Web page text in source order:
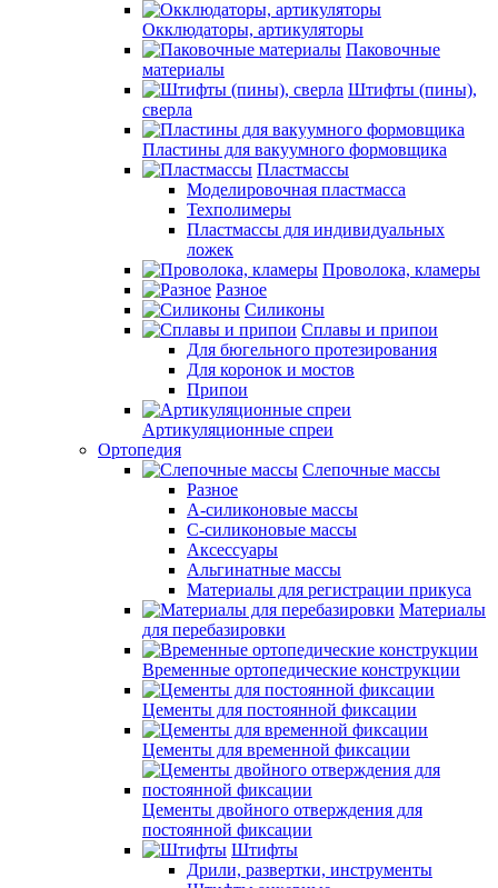
Окклюдаторы, артикуляторы
Паковочные
материалы
Штифты (пины),
сверла
Пластины для вакуумного формовщика
Пластмассы
Моделировочная пластмасса
Техполимеры
Пластмассы для индивидуальных
ложек
Проволока, кламеры
Разное
Силиконы
Сплавы и припои
Для бюгельного протезирования
Для коронок и мостов
Припои
Артикуляционные спреи
Ортопедия
Слепочные массы
Разное
А-силиконовые массы
С-силиконовые массы
Аксессуары
Альгинатные массы
Материалы для регистрации прикуса
Материалы
для перебазировки
Временные ортопедические конструкции
Цементы для постоянной фиксации
Цементы для временной фиксации
Цементы двойного отверждения для
постоянной фиксации
Штифты
Дрили, развертки, инструменты